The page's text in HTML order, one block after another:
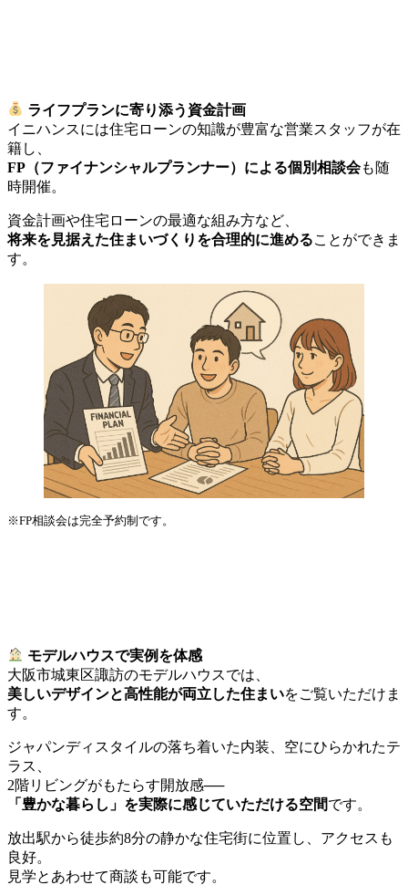
ライフプランに寄り添う資金計画
イニハンスには住宅ローンの知識が豊富な営業スタッフが在
籍し、
FP（ファイナンシャルプランナー）による個別相談会も随
時開催。
資金計画や住宅ローンの最適な組み方など、
将来を見据えた住まいづくりを合理的に進めることができま
す。
※FP相談会は完全予約制です。
モデルハウスで実例を体感
大阪市城東区諏訪のモデルハウスでは、
美しいデザインと高性能が両立した住まいをご覧いただけま
す。
ジャパンディスタイルの落ち着いた内装、空にひらかれたテ
ラス、
2階リビングがもたらす開放感──
「豊かな暮らし」を実際に感じていただける空間です。
放出駅から徒歩約8分の静かな住宅街に位置し、アクセスも
良好。
見学とあわせて商談も可能です。